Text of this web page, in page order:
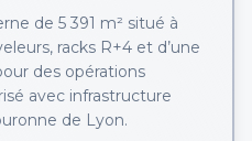
de 5 391 m² situé à
racks R+4 et d’une
des opérations
avec infrastructure
de Lyon.